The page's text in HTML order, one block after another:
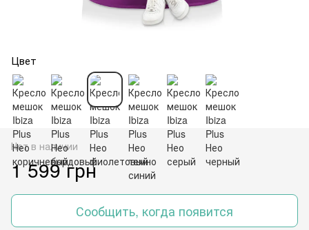
Цвет
Нет в наличии
1 599 грн
Сообщить, когда появится